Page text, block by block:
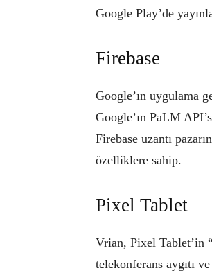
Google Play’de
Firebase
Google’ın uygulama
Google’ın PaLM
Firebase uzantı
özelliklere sahip.
Pixel Tablet
Vrian, Pixel Tablet’in
telekonferans aygıtı